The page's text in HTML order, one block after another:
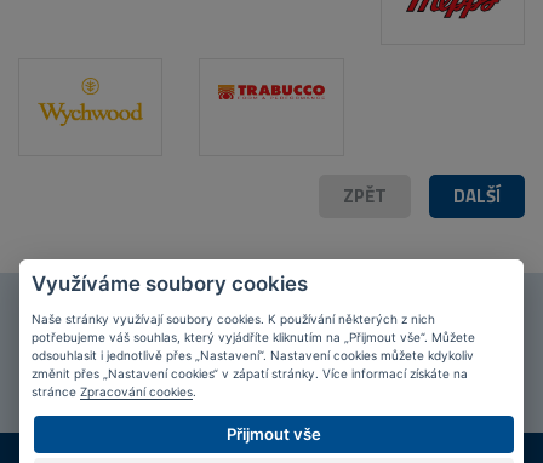
DALŠÍ
ZPĚT
Připojte se k našimfanouškůmna Facebooku!
PŘIPOJIT SE
Využíváme soubory cookies
Naše stránky využívají soubory cookies. K používání některých z nich
potřebujeme váš souhlas, který vyjádříte kliknutím na „Přijmout vše“. Můžete
odsouhlasit i jednotlivě přes „Nastavení“. Nastavení cookies můžete kdykoliv
změnit přes „Nastavení cookies“ v zápatí stránky. Více informací získáte na
stránce Zpracování cookies
Přijmout vše